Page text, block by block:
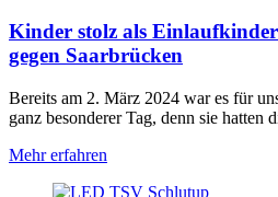
Kinder stolz als
gegen Saarbrücken
Bereits am 2. März 2024 war es für
ganz besonderer Tag, denn sie hatten
Mehr erfahren